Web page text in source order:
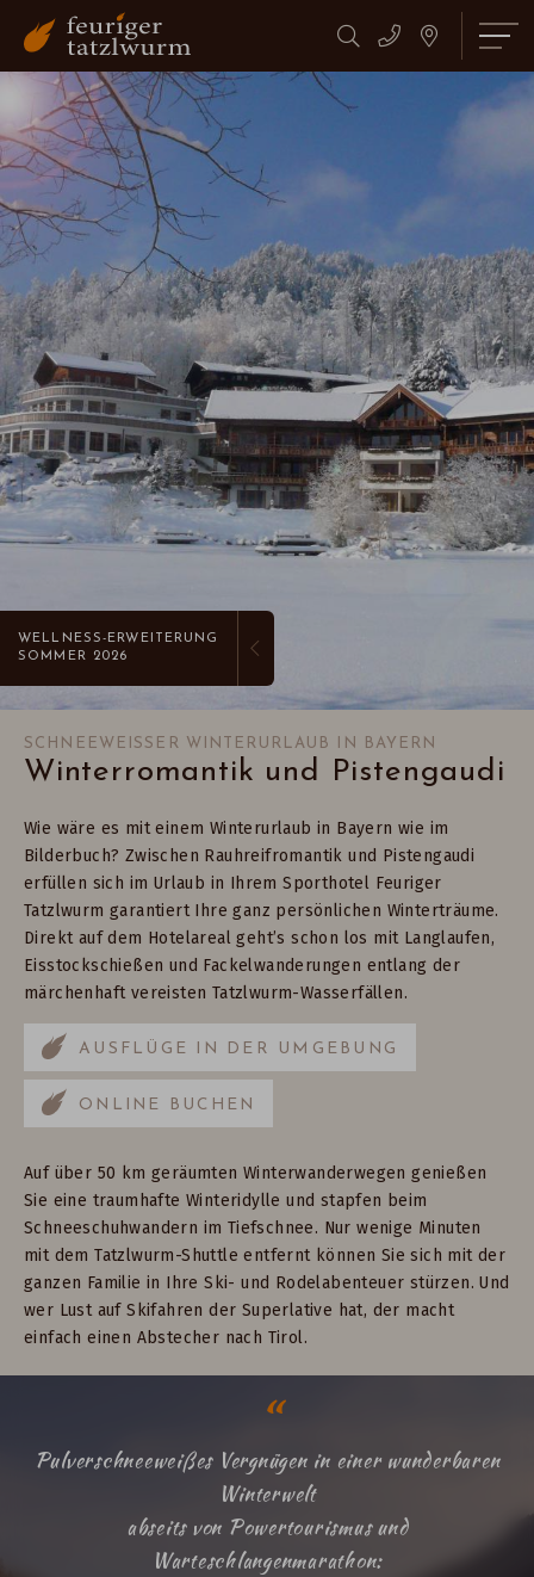
Suchbegriff
eingeben
Suchen
WELLNESS-ERWEITERUNG
SOMMER 2026
SCHNEEWEISSER WINTERURLAUB IN BAYERN
Winterromantik und Pistengaudi
Wie wäre es mit einem Winterurlaub in Bayern wie im
Bilderbuch? Zwischen Rauhreifromantik und Pistengaudi
erfüllen sich im Urlaub in Ihrem Sporthotel Feuriger
Tatzlwurm garantiert Ihre ganz persönlichen Winterträume.
Direkt auf dem Hotelareal geht’s schon los mit Langlaufen,
Eisstockschießen und Fackelwanderungen entlang der
märchenhaft vereisten Tatzlwurm-Wasserfällen.
AUSFLÜGE IN DER UMGEBUNG
ONLINE BUCHEN
Auf über 50 km geräumten Winterwanderwegen genießen
Sie eine traumhafte Winteridylle und stapfen beim
Schneeschuhwandern im Tiefschnee. Nur wenige Minuten
mit dem Tatzlwurm-Shuttle entfernt können Sie sich mit der
ganzen Familie in Ihre Ski- und Rodelabenteuer stürzen. Und
wer Lust auf Skifahren der Superlative hat, der macht
einfach einen Abstecher nach Tirol.
Pulverschneeweißes Vergnügen in einer wunderbaren
Winterwelt
abseits von Powertourismus und
Warteschlangenmarathon: